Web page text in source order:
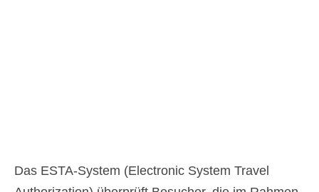
Čeština(Tschechisch)
Das ESTA-System (Electronic System Travel